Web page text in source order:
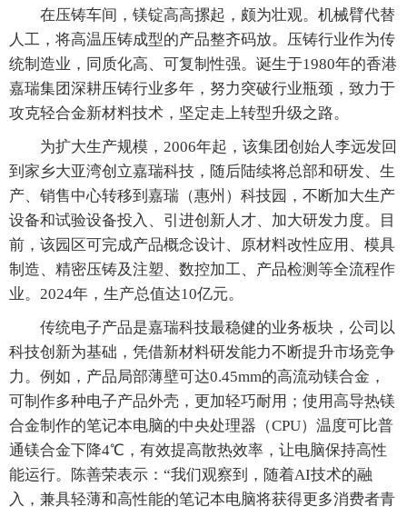
在压铸车间，镁锭高高摞起，颇为壮观。机械臂代替
人工，将高温压铸成型的产品整齐码放。压铸行业作为传
统制造业，同质化高、可复制性强。诞生于1980年的香港
嘉瑞集团深耕压铸行业多年，努力突破行业瓶颈，致力于
攻克轻合金新材料技术，坚定走上转型升级之路。
为扩大生产规模，2006年起，该集团创始人李远发回
到家乡大亚湾创立嘉瑞科技，随后陆续将总部和研发、生
产、销售中心转移到嘉瑞（惠州）科技园，不断加大生产
设备和试验设备投入、引进创新人才、加大研发力度。目
前，该园区可完成产品概念设计、原材料改性应用、模具
制造、精密压铸及注塑、数控加工、产品检测等全流程作
业。2024年，生产总值达10亿元。
传统电子产品是嘉瑞科技最稳健的业务板块，公司以
科技创新为基础，凭借新材料研发能力不断提升市场竞争
力。例如，产品局部薄壁可达0.45mm的高流动镁合金，
可制作多种电子产品外壳，更加轻巧耐用；使用高导热镁
合金制作的笔记本电脑的中央处理器（CPU）温度可比普
通镁合金下降4℃，有效提高散热效率，让电脑保持高性
能运行。陈善荣表示：“我们观察到，随着AI技术的融
入，兼具轻薄和高性能的笔记本电脑将获得更多消费者青